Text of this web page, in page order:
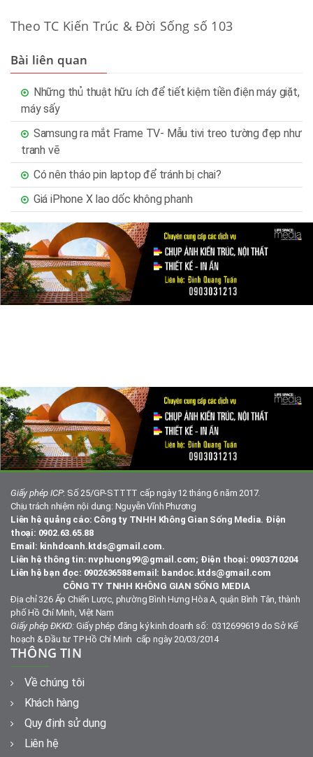
Theo TC Kiến Trúc & Đời Sống số 103
Bài liên quan
Những thủ thuật hữu ích để tiết kiệm tiền điện máy giặt,
máy sấy
Samsung ra mắt Frame TV- Mẫu tivi treo tường đẹp như
tranh vẽ
Có nên tháo pin laptop để tránh bị chai?
Giá iPhone X lao dốc không phanh
Giấy phép ICP: Số 25/GP-STTTT cấp ngày 12 tháng 6 năm 2017.
Chịu trách nhiệm nội dung: Nguyễn Vĩnh Phương
Liên hệ quảng cáo: Công ty TNHH Không Gian Sống Media. Điện
thoại: 0902.63.65.88
Email: kinhdoanh.ktds@gmail.com.
Liên hệ thông tin: nvphuong99@gmail.com; Điện thoại: 0903710204
Liên hệ bạn đọc: 0902636588 email: bandoc.ktds@gmail.com
CÔNG TY TNHH KHÔNG GIAN SỐNG MEDIA
Địa chỉ 326 Ấp Chiến Lược, phường Bình Hưng Hòa A, quận Bình Tân, thành
phố Hồ Chí Minh, Việt Nam
Giấy phép ĐKKD: Giấy phép đăng ký kinh doanh số: 0312699619 do Sở Kế
hoạch & Đầu tư TP Hồ Chí Minh cấp ngày 20/03/2014
THÔNG TIN
Về chúng tôi
Khách hàng
Quy định sử dụng
Liên hệ